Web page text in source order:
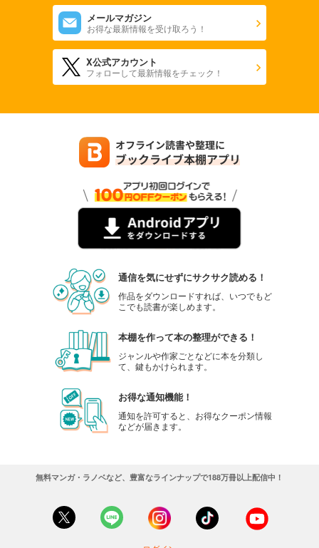
メールマガジン
お得な最新情報を受け取ろう！
X公式アカウント
フォローして最新情報をチェック！
通信を気にせずにサクサク読める！
作品をダウンロードすれば、いつでもど
こでも読書が楽しめます。
本棚を作って本の整理ができる！
ジャンルや作家ごとなどに本を分類し
て、鍵もかけられます。
お得な通知機能！
通知を許可すると、お得なクーポン情報
などが届きます。
無料マンガ・ラノベなど、豊富なラインナップで188万冊以上配信中！